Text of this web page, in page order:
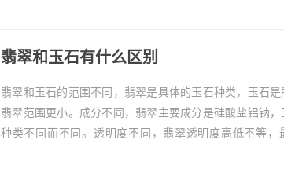
翡翠和玉石有什么区别
翡翠和玉石的范围不同，翡翠是具体的玉石种类，玉石是
翡翠范围更小。成分不同，翡翠主要成分是硅酸盐铝钠
种类不同而不同。透明度不同，翡翠透明度高低不等，